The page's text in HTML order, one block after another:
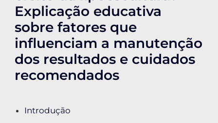
Explicação educativa
sobre fatores que
influenciam a manutenção
dos resultados e cuidados
recomendados
Introdução